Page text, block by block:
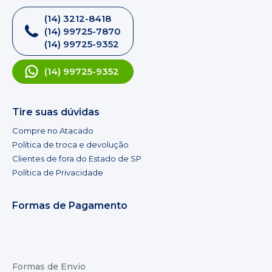
(14) 3212-8418
(14) 99725-7870
(14) 99725-9352
(14) 99725-9352
Tire suas dúvidas
Compre no Atacado
Política de troca e devolução
Clientes de fora do Estado de SP
Política de Privacidade
Formas de Pagamento
Formas de Envio